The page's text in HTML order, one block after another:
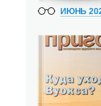
ИЮНЬ